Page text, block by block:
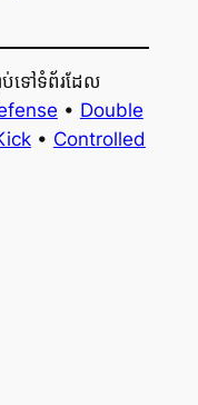
ាប់ទៅទំព័រដែល
• Double
• Controlled